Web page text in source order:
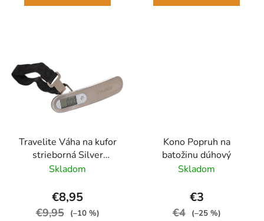
Travelite Váha na kufor
strieborná Silver
Digitálna
Skladom
€8,95
€9,95 (–10 %)
Kono Popruh na
batožinu dúhový
Skladom
€3
€4 (–25 %)